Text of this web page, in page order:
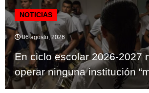
NOTICIAS
06 agosto, 2026
En ciclo escolar 2026-2027
operar ninguna institución